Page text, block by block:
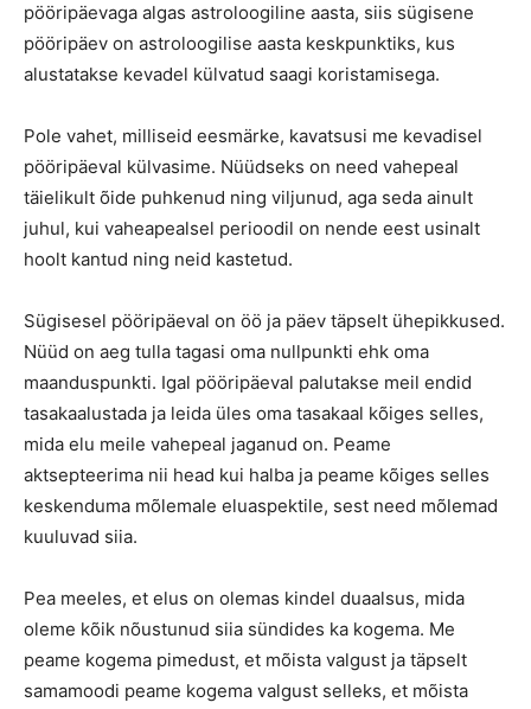
pööripäevaga algas astroloogiline aasta, siis sügisene
pööripäev on astroloogilise aasta keskpunktiks, kus
alustatakse kevadel külvatud saagi koristamisega.
Pole vahet, milliseid eesmärke, kavatsusi me kevadisel
pööripäeval külvasime. Nüüdseks on need vahepeal
täielikult õide puhkenud ning viljunud, aga seda ainult
juhul, kui vaheapealsel perioodil on nende eest usinalt
hoolt kantud ning neid kastetud.
Sügisesel pööripäeval on öö ja päev täpselt ühepikkused.
Nüüd on aeg tulla tagasi oma nullpunkti ehk oma
maanduspunkti. Igal pööripäeval palutakse meil endid
tasakaalustada ja leida üles oma tasakaal kõiges selles,
mida elu meile vahepeal jaganud on. Peame
aktsepteerima nii head kui halba ja peame kõiges selles
keskenduma mõlemale eluaspektile, sest need mõlemad
kuuluvad siia.
Pea meeles, et elus on olemas kindel duaalsus, mida
oleme kõik nõustunud siia sündides ka kogema. Me
peame kogema pimedust, et mõista valgust ja täpselt
samamoodi peame kogema valgust selleks, et mõista